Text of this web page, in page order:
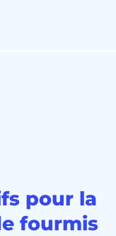
pour la
fourmis